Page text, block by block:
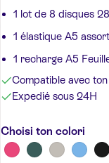
1 lot de 8 disques
1 élastique A5
1 recharge A5
Compatible avec
Expedié sous 24H
Choisi ton colori